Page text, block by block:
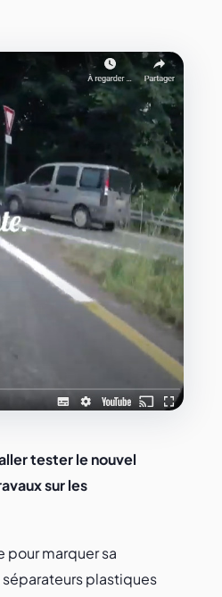
tester le nouvel
sur les
marquer sa
plastiques